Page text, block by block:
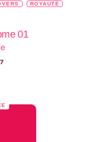
ROYAUTÉ
01